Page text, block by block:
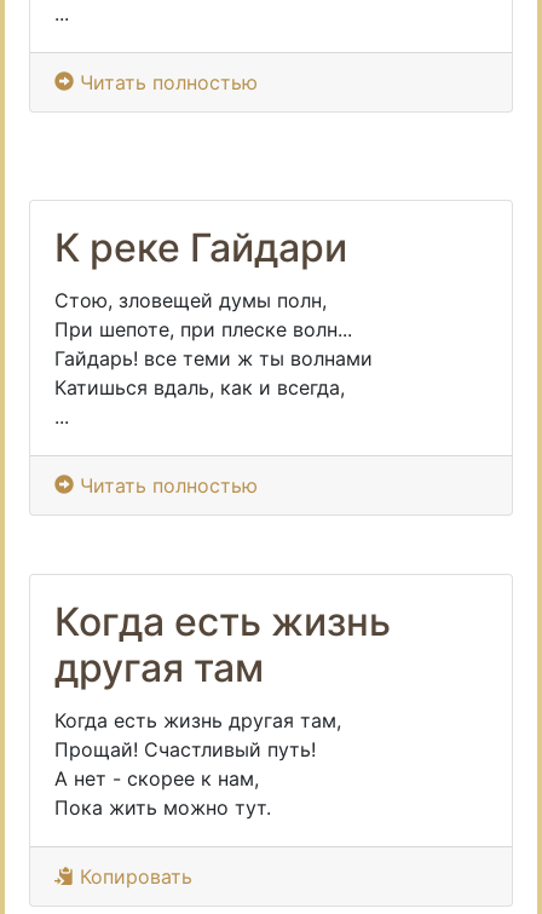
...
Читать полностью
К реке Гайдари
Стою, зловещей думы полн,
При шепоте, при плеске волн...
Гайдарь! все теми ж ты волнами
Катишься вдаль, как и всегда,
...
Читать полностью
Когда есть жизнь
другая там
Когда есть жизнь другая там,
Прощай! Счастливый путь!
А нет - скорее к нам,
Пока жить можно тут.
Копировать